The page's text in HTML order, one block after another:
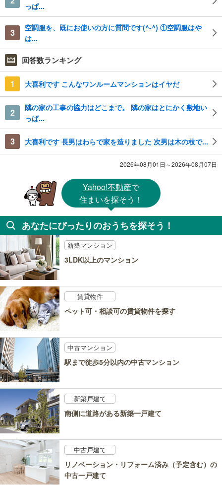
っぱ...
3
空調服を、既にお使いの方に質問です(^-^) ①空調服はや
は...
回答数ランキング
1 大喜利です こんなワンルームマンションはイヤだ
2
隣の家の工事の協力はどこまで。 隣の家はとにかく敷地い
っぱ...
3 大喜利です 長男はわらで家を造りました 次男は木の枝で...
2026年08月01日～2026年08月07日
Yahoo!不動産で
住まいを探そう！
あなたにぴったりのおうちを探そう！
新築マンション
3LDK以上のマンション
賃貸物件
ペット可・相談可の賃貸物件を探す
中古マンション
駅まで徒歩5分以内の中古マンション
新築戸建て
南側に道路がある新築一戸建て
中古戸建て
リノベーション・リフォーム済み（予定含む）の
中古一戸建て